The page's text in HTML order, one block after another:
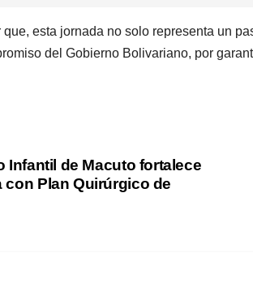
que, esta jornada no solo representa un
del Gobierno Bolivariano, por
Infantil de Macuto fortalece
con Plan Quirúrgico de